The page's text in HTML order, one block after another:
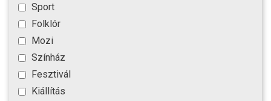
Sport
Folklór
Mozi
Színház
Fesztivál
Kiállítás